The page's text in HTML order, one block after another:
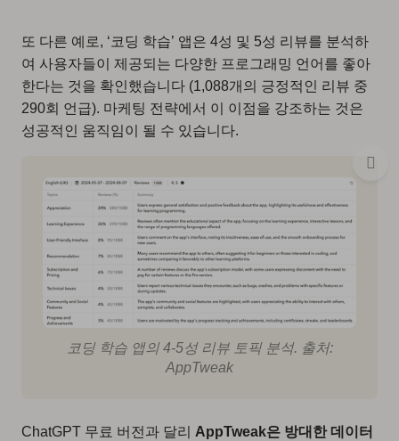
또 다른 예로, ‘코딩 학습’ 앱은 4성 및 5성 리뷰를 분석하
여 사용자들이 제공되는 다양한 프로그래밍 언어를 좋아
한다는 것을 확인했습니다 (1,088개의 긍정적인 리뷰 중
290회 언급). 마케팅 전략에서 이 이점을 강조하는 것은
성공적인 움직임이 될 수 있습니다.
코딩 학습 앱의 4-5성 리뷰 토픽 분석. 출처:
AppTweak
ChatGPT 무료 버전과 달리 AppTweak은 방대한 데이터